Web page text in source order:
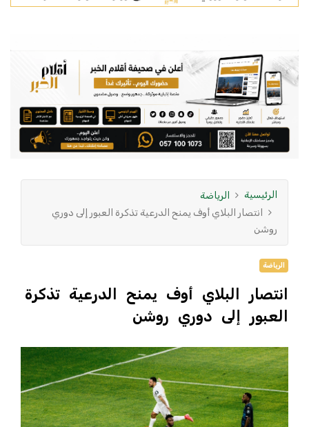
الرئيسية
الرياضة
انتصار البلاي أوف يمنح الدرعية تذكرة العبور إلى دوري
روشن
الرياضة
انتصار البلاي أوف يمنح الدرعية تذكرة
العبور إلى دوري روشن